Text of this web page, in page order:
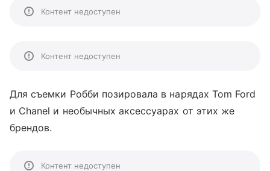
Контент недоступен
Контент недоступен
Для съемки Робби позировала в нарядах Tom Ford
и Chanel и необычных аксессуарах от этих же
брендов.
Контент недоступен